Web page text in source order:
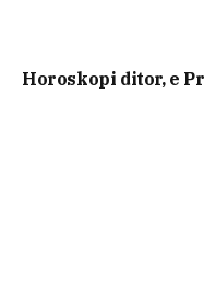
Horoskopi ditor, e